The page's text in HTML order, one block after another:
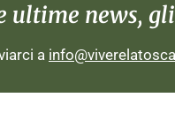
news,
a